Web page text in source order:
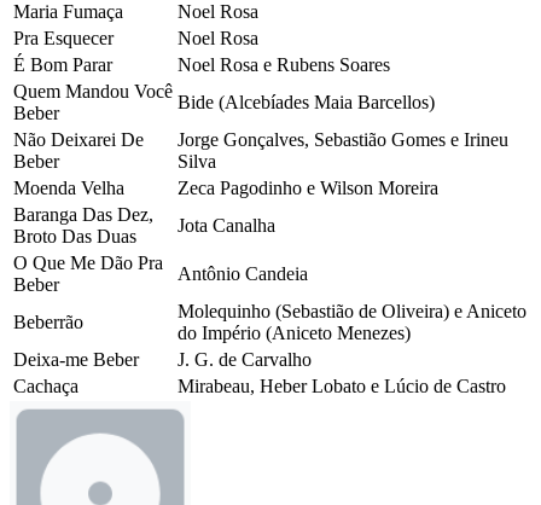
Maria Fumaça
Noel Rosa
Pra Esquecer
Noel Rosa
É Bom Parar
Noel Rosa e Rubens Soares
Quem Mandou Você
Beber
Bide (Alcebíades Maia Barcellos)
Não Deixarei De
Beber
Jorge Gonçalves, Sebastião Gomes e Irineu
Silva
Moenda Velha
Zeca Pagodinho e Wilson Moreira
Baranga Das Dez,
Broto Das Duas
Jota Canalha
O Que Me Dão Pra
Beber
Antônio Candeia
Beberrão
Molequinho (Sebastião de Oliveira) e Aniceto
do Império (Aniceto Menezes)
Deixa-me Beber
J. G. de Carvalho
Cachaça
Mirabeau, Heber Lobato e Lúcio de Castro